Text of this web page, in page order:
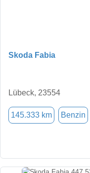
Skoda Fabia
Lübeck, 23554
145.333 km Benzin